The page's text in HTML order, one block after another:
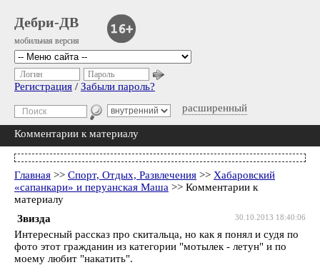
Дебри-ДВ
мобильная версия
расширенный
Логин Пароль
Регистрация / Забыли пароль?
Комментарии к материалу
Главная >> Спорт, Отдых, Развлечения >> Хабаровский
«сапанкари» и перуанская Маша >> Комментарии к
материалу
30.10.2013 18:40:06
Звизда
Интересный рассказ про скитальца, но как я понял и судя по
фото этот гражданин из категории "мотылек - летун" и по
моему любит "накатить".